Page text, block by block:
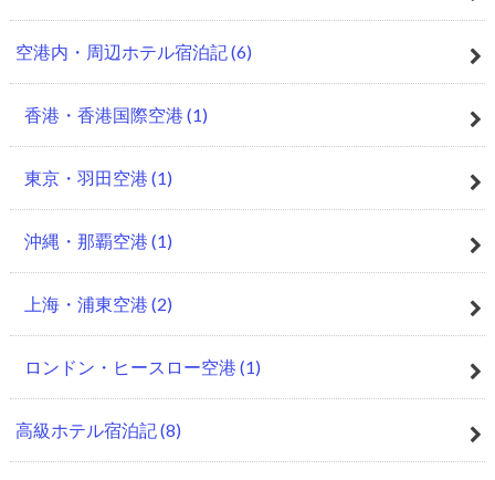
空港内・周辺ホテル宿泊記 (6)
香港・香港国際空港 (1)
東京・羽田空港 (1)
沖縄・那覇空港 (1)
上海・浦東空港 (2)
ロンドン・ヒースロー空港 (1)
高級ホテル宿泊記 (8)